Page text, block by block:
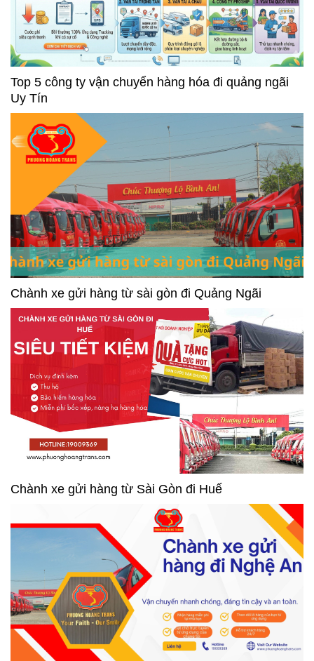
Top 5 công ty vận chuyển hàng hóa đi quảng ngãi
Uy Tín
Chành xe gửi hàng từ sài gòn đi Quảng Ngãi
Chành xe gửi hàng từ Sài Gòn đi Huế